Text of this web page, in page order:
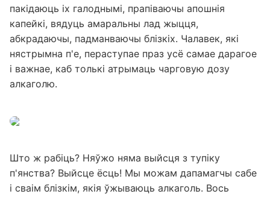
пакідаюць іх галоднымі, прапіваючы апошнія
капейкі, вядуць амаральны лад жыцця,
абкрадаючы, падманваючы блізкіх. Чалавек, які
нястрымна п'е, пераступае праз усё самае дарагое
і важнае, каб толькі атрымаць чарговую дозу
алкаголю.
Што ж рабіць? Няўжо няма выйсця з тупіку
п'янства? Выйсце ёсць! Мы можам дапамагчы сабе
і сваім блізкім, якія ўжываюць алкаголь. Вось